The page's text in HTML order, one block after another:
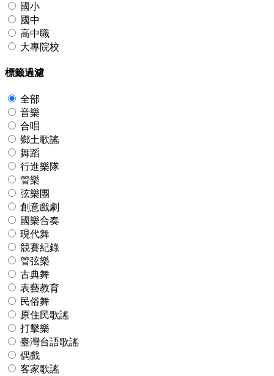
國小
國中
高中職
大專院校
標籤過濾
全部
音樂
合唱
鄉土歌謠
舞蹈
行進樂隊
管樂
弦樂團
創意戲劇
國樂合奏
現代舞
競賽紀錄
管弦樂
古典舞
表藝教育
民俗舞
原住民歌謠
打擊樂
臺灣台語歌謠
偶戲
客家歌謠